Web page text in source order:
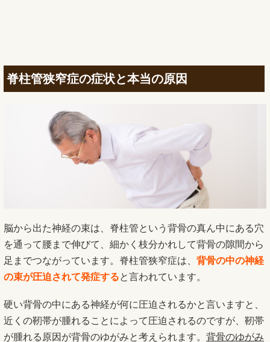
脊柱管狭窄症の症状と本当の原因
脳から出た神経の束は、脊柱管という背骨の真ん中にある穴
を通って腰まで伸びて、細かく枝分かれして背骨の隙間から
足までつながっています。脊柱管狭窄症は、 背骨の中の神経
の束が圧迫されて発症すると言われています。
硬い背骨の中にある神経が何に圧迫されるかと言いますと、
近くの靭帯が腫れることによって圧迫されるのですが、靭帯
が腫れる原因が背骨のゆがみと考えられます。 背骨のゆがみ